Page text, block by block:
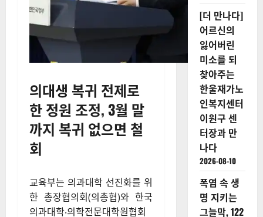
의대생 복귀 전제로
한 정원 조정, 3월 말
까지 복귀 없으면 철
회
교육부는 의과대학 선진화를 위
한 총장협의회(의총협)와 한국
의과대학‧의학전문대학원협회
[더 만나다]
어르신의
잃어버린
미소를 되
찾아주는
한울재가노
인복지센터
이원구 센
터장과 만
나다
2026-08-10
폭염 속 생
명 지키는
그늘막, 122